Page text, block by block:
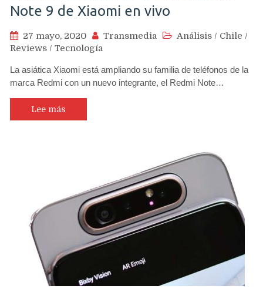
Note 9 de Xiaomi en vivo
27 mayo, 2020 Transmedia Análisis / Chile /
Reviews / Tecnología
La asiática Xiaomi está ampliando su familia de teléfonos de la
marca Redmi con un nuevo integrante, el Redmi Note…
Lee más